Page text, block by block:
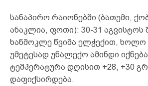
სანაპირო რაიონებში (ბათუმი,
ანაკლია, ფოთი): 30-31 აგვისტოს
ხანმოკლე წვიმა ელჭექით, ხოლო
უმეტესად უნალექო ამინდი
ტემპერატურა დღისით +28, +30
დაფიქსირდება.